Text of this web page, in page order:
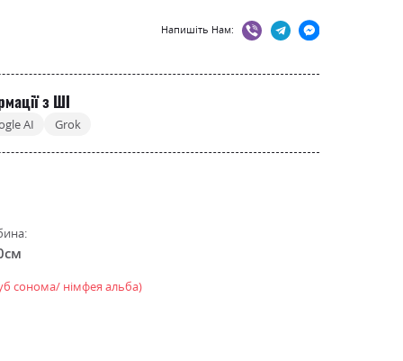
Напишіть Нам:
з ШІ
AI Grok
сонома/ німфея альба)